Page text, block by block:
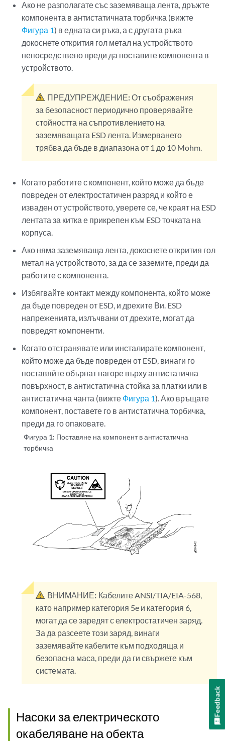
Ако не разполагате със заземяваща лента, дръжте
компонента в антистатичната торбичка (вижте
Фигура 1) в едната си ръка, а с другата ръка
докоснете открития гол метал на устройството
непосредствено преди да поставите компонента в
устройството.
ПРЕДУПРЕЖДЕНИЕ:От съображения
за безопасност периодично проверявайте
стойността на съпротивлението на
заземяващата ESD лента. Измерването
трябва да бъде в диапазона от 1 до 10 Mohm.
Когато работите с компонент, който може да бъде
повреден от електростатичен разряд и който е
изваден от устройството, уверете се, че краят на ESD
лентата за китка е прикрепен към ESD точката на
корпуса.
Ако няма заземяваща лента, докоснете открития гол
метал на устройството, за да се заземите, преди да
работите с компонента.
Избягвайте контакт между компонента, който може
да бъде повреден от ESD, и дрехите Ви. ESD
напреженията, излъчвани от дрехите, могат да
повредят компоненти.
Когато отстранявате или инсталирате компонент,
който може да бъде повреден от ESD, винаги го
поставяйте обърнат нагоре върху антистатична
повърхност, в антистатична стойка за платки или в
антистатична чанта (вижте Фигура 1). Ако връщате
компонент, поставете го в антистатична торбичка,
преди да го опаковате.
Фигура 1: Поставяне на компонент в антистатична
торбичка
ВНИМАНИЕ: Кабелите ANSI/TIA/EIA-568,
като например категория 5e и категория 6,
могат да се заредят с електростатичен заряд.
За да разсеете този заряд, винаги
заземявайте кабелите към подходяща и
безопасна маса, преди да ги свържете към
системата.
Насоки за електрическото
окабеляване на обекта
Feedback